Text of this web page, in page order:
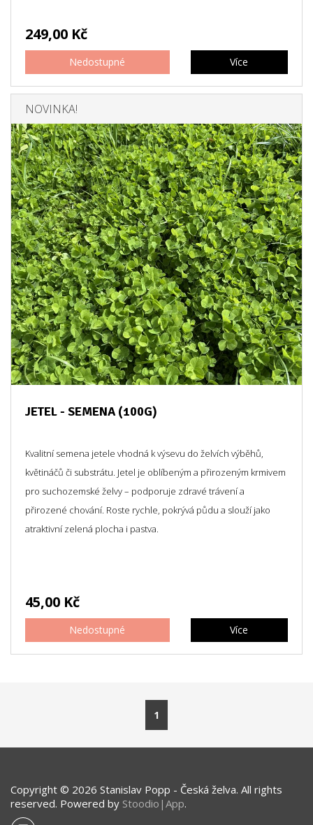
249,00 Kč
Nedostupné Více
NOVINKA!
JETEL - SEMENA (100G)
Kvalitní semena jetele vhodná k výsevu do želvích výběhů,
květináčů či substrátu. Jetel je oblíbeným a přirozeným krmivem
pro suchozemské želvy – podporuje zdravé trávení a
přirozené chování. Roste rychle, pokrývá půdu a slouží jako
atraktivní zelená plocha i pastva.
45,00 Kč
Nedostupné Více
Copyright © 2026 Stanislav Popp - Česká želva. All rights
reserved. Powered by Stoodio|App.